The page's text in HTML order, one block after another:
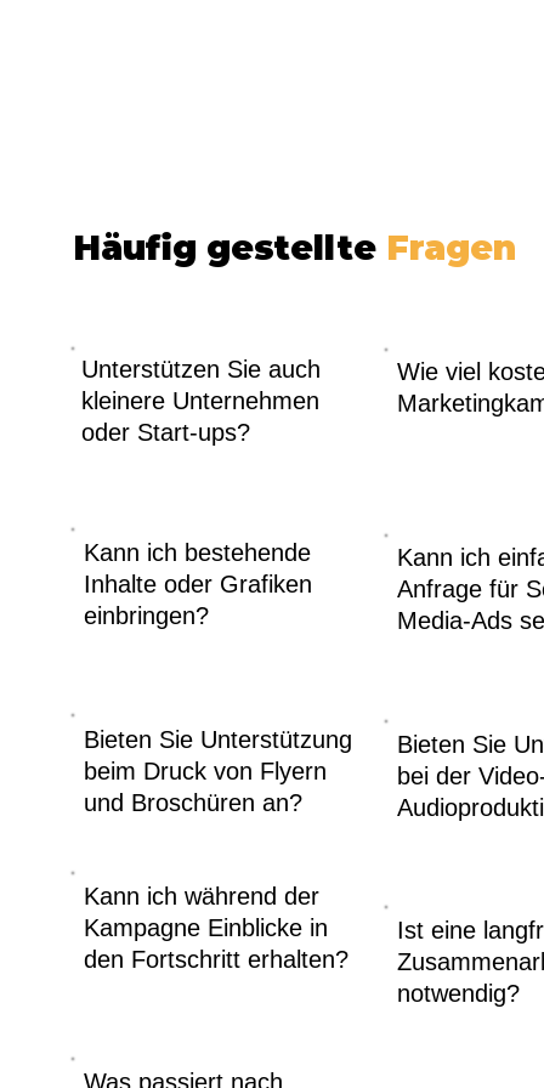
Häufig gestellte Fragen
Unterstützen Sie auch
kleinere Unternehmen
oder Start-ups?
Kann ich bestehende
Inhalte oder Grafiken
einbringen?
Bieten Sie Unterstützung
beim Druck von Flyern
und Broschüren an?
Kann ich während der
Kampagne Einblicke in
den Fortschritt erhalten?
Was passiert nach
Wie viel
Kann ich
Anfrage für
Media-Ads
Bieten Sie
bei der
Ist eine
notwendig?